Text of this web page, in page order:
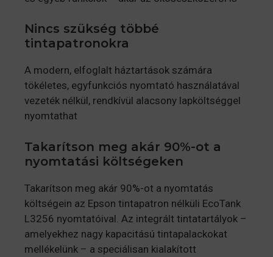
Nincs szükség többé
tintapatronokra
A modern, elfoglalt háztartások számára
tökéletes, egyfunkciós nyomtató használatával
vezeték nélkül, rendkívül alacsony lapköltséggel
nyomtathat
Takarítson meg akár 90%-ot a
nyomtatási költségeken
Takarítson meg akár 90%-ot a nyomtatás
költségein az Epson tintapatron nélküli EcoTank
L3256 nyomtatóival. Az integrált tintatartályok –
amelyekhez nagy kapacitású tintapalackokat
mellékelünk – a speciálisan kialakított